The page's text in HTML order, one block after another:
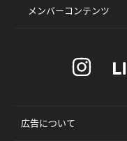
メンバーコンテンツ
広告について